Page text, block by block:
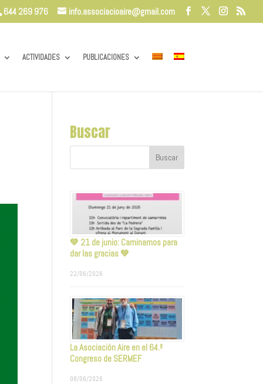
644 269 976 info.associacioaire@gmail.com
ACTIVIDADES PUBLICACIONES
Buscar
💚 21 de junio: Caminamos para
dar las gracias 💚
22/06/2026
La Asociación Aire en el 64.º
Congreso de SERMEF
08/06/2026